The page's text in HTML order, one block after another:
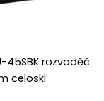
45SBK rozvaděč
celoskl